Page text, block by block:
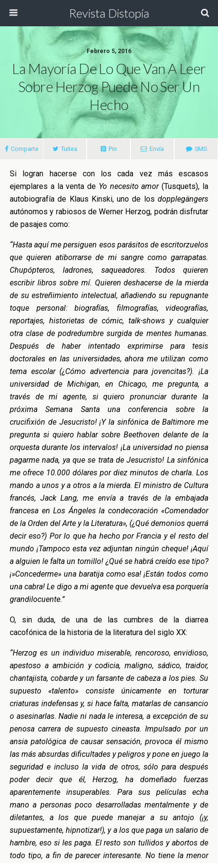
Revista Distopía
Febrero 5, 2016
La Mayoría De Lo Que Van A Leer
Sobre Herzog Puede No Ser Un
Hecho
Comparte Tuitea Pin Envía SMS
Si logran hacerse con los cada vez más escasos
ejemplares a la venta de Yo necesito amor(Tusquets), la
autobiografía de Klaus Kinski, uno de los dopplegängers
autónomos y rabiosos de Werner Herzog, podrán disfrutar
de pasajes como:
“Hasta aquí me persiguen esos parásitos de escritorzuelos
que quieren atiborrarse de mi sangre como garrapatas.
Chupópteros, ladrones, saqueadores. Todos quieren
escribir libros sobre mí. Quieren deshacerse de la mierda
de su estreñimiento intelectual, añadiendo su repugnante
toque personal: biografías, filmografías, videografías,
reportajes, historietas de cómic, talk-shows y cualquier
otra clase de podredumbre surgida de mentes humanas.
Después de haber intentado exprimirse para tesis
doctorales en las universidades, ahora me utilizan como
tema escolar (¿Cómo advertencia para jovencitas?). ¡La
universidad de Michigan, en Chicago, me pregunta, a
través de mi agente, si quiero pronunciar durante la
próxima Semana Santa una conferencia sobre la
crucifixión de Jesucristo! ¡Y la sinfónica de Baltimore me
pregunta si quiero hablar sobre Beethoven delante de la
orquesta durante los intervalos! ¡La universidad no piensa
pagarme nada, ya que se trata de Jesucristo! La sinfónica
me ofrece 10.000 dólares por diez minutos de charla. Los
mando a unos y a otros a la mierda. El ministro de Cultura
francés, Jack Lang, me envía a través de la embajada
francesa en Los Ángeles la condecoración «Comendador
de la Orden del Arte y la Literatura», (¿Qué demonios querrá
decir eso?) Por lo que ha hecho por Francia y el resto del
mundo ¡Tampoco esta vez adjuntan ningún cheque! ¡Aquí
a alguien le falta un tornillo! ¿Qué se habrá creído ese tipo?
¡»Concederme» una baratija como esa! ¡Están todos como
una cabra! Le digo a mi agente que devuelva esa porquería
grandilocuente.”
O, sin duda, de una de las cumbres de la diarrea
cacofónica de la historia de la literatura del siglo XX:
“Herzog es un individuo miserable, rencoroso, envidioso,
apestoso a ambición y codicia, maligno, sádico, traidor,
chantajista, cobarde y un farsante de cabeza a los pies. Su
supuesto «talento» consiste únicamente en torturar
criaturas indefensas y, si hace falta, matarlas de cansancio
o asesinarlas. Nadie ni nada le interesa, a excepción de su
penosa carrera de supuesto cineasta. Impulsado por un
ansia patológica de causar sensación, provoca él mismo
las más absurdas dificultades y peligros y pone en juego la
seguridad e incluso la vida de otros, sólo para después
poder decir que él, Herzog, ha domeñado fuerzas
aparentemente insuperables. Para sus películas echa
mano a personas poco desarrolladas mentalmente y de
diletantes, a los que puede manejar a su antojo (¡y,
supuestamente, hipnotizar!), y a los que paga un salario de
hambre, eso si les paga. El resto son tullidos y abortos de
todo tipo, a fin de parecer interesante. No tiene la menor